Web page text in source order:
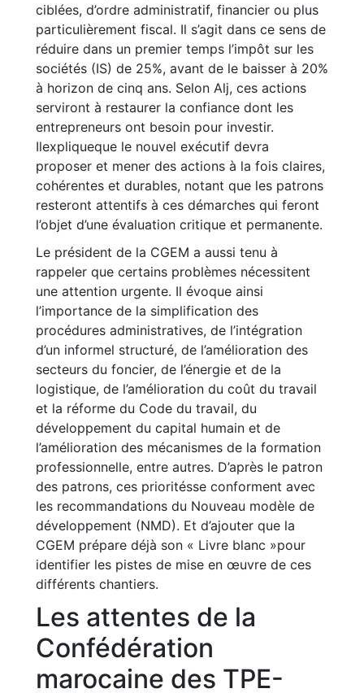
ciblées, d’ordre administratif, financier ou plus
particulièrement fiscal. Il s’agit dans ce sens de
réduire dans un premier temps l’impôt sur les
sociétés (IS) de 25%, avant de le baisser à 20%
à horizon de cinq ans. Selon Alj, ces actions
serviront à restaurer la confiance dont les
entrepreneurs ont besoin pour investir.
Ilexpliqueque le nouvel exécutif devra
proposer et mener des actions à la fois claires,
cohérentes et durables, notant que les patrons
resteront attentifs à ces démarches qui feront
l’objet d’une évaluation critique et permanente.
Le président de la CGEM a aussi tenu à
rappeler que certains problèmes nécessitent
une attention urgente. Il évoque ainsi
l’importance de la simplification des
procédures administratives, de l’intégration
d’un informel structuré, de l’amélioration des
secteurs du foncier, de l’énergie et de la
logistique, de l’amélioration du coût du travail
et la réforme du Code du travail, du
développement du capital humain et de
l’amélioration des mécanismes de la formation
professionnelle, entre autres. D’après le patron
des patrons, ces prioritésse conforment avec
les recommandations du Nouveau modèle de
développement (NMD). Et d’ajouter que la
CGEM prépare déjà son « Livre blanc »pour
identifier les pistes de mise en œuvre de ces
différents chantiers.
Les attentes de la
Confédération
marocaine des TPE-